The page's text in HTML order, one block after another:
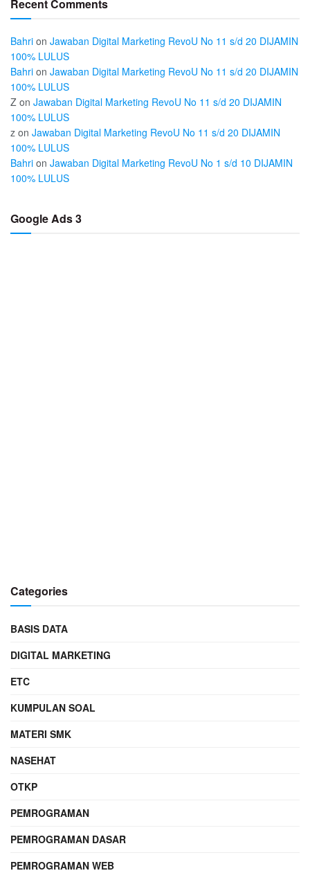
Recent Comments
Bahri on Jawaban Digital Marketing RevoU No 11 s/d 20 DIJAMIN
100% LULUS
Bahri on Jawaban Digital Marketing RevoU No 11 s/d 20 DIJAMIN
100% LULUS
Z on Jawaban Digital Marketing RevoU No 11 s/d 20 DIJAMIN
100% LULUS
z on Jawaban Digital Marketing RevoU No 11 s/d 20 DIJAMIN
100% LULUS
Bahri on Jawaban Digital Marketing RevoU No 1 s/d 10 DIJAMIN
100% LULUS
Google Ads 3
Categories
BASIS DATA
DIGITAL MARKETING
ETC
KUMPULAN SOAL
MATERI SMK
NASEHAT
OTKP
PEMROGRAMAN
PEMROGRAMAN DASAR
PEMROGRAMAN WEB